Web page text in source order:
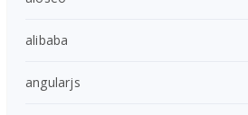
alibaba
angularjs